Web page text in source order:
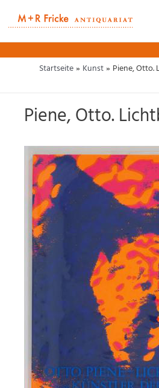
Inhalt
springen
Startseite Kunst Piene, Otto.
Piene, Otto.